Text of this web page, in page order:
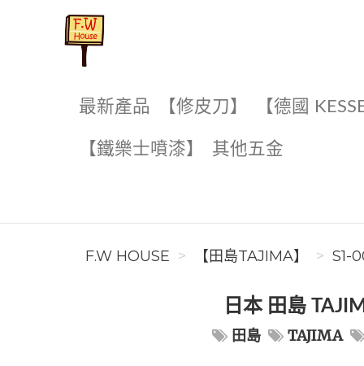
最新產品 【修皮刀】 【德國
【鐵樂士噴漆】 其他五金
F.W HOUSE 【田島TAJIMA】 S1-
日本 田島
田島 TAJIMA